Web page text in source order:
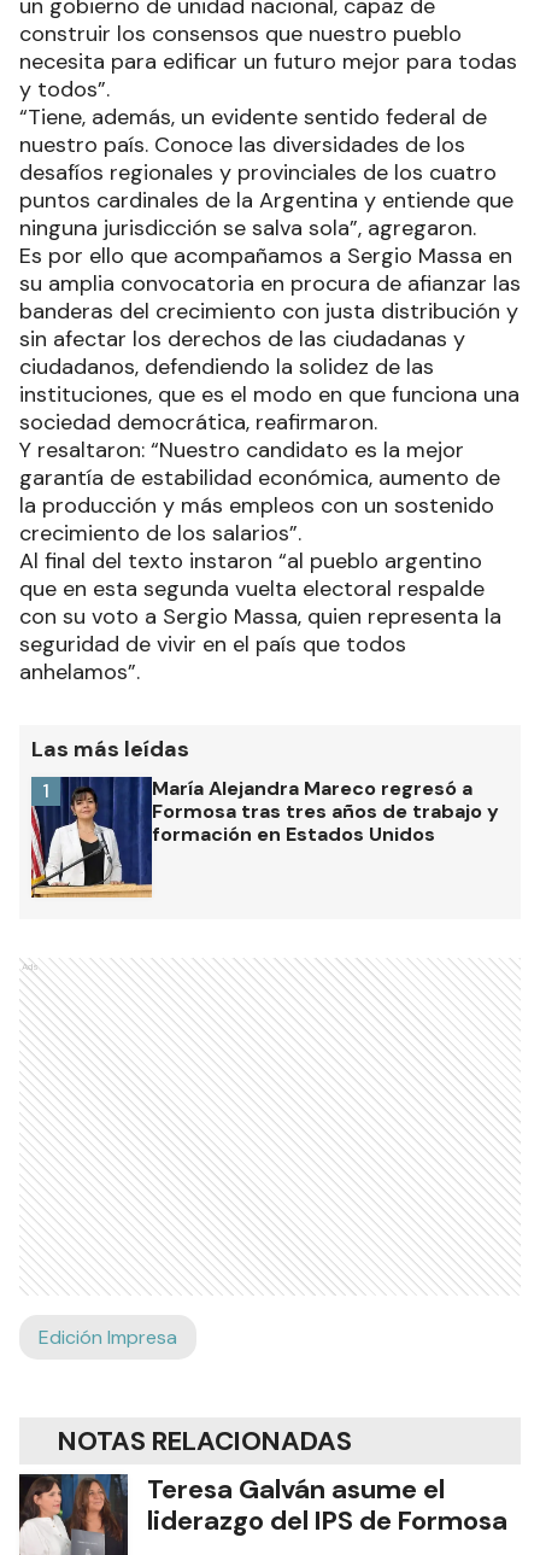
un gobierno de unidad nacional, capaz de
construir los consensos que nuestro pueblo
necesita para edificar un futuro mejor para todas
y todos”.
“Tiene, además, un evidente sentido federal de
nuestro país. Conoce las diversidades de los
desafíos regionales y provinciales de los cuatro
puntos cardinales de la Argentina y entiende que
ninguna jurisdicción se salva sola”, agregaron.
Es por ello que acompañamos a Sergio Massa en
su amplia convocatoria en procura de afianzar las
banderas del crecimiento con justa distribución y
sin afectar los derechos de las ciudadanas y
ciudadanos, defendiendo la solidez de las
instituciones, que es el modo en que funciona una
sociedad democrática, reafirmaron.
Y resaltaron: “Nuestro candidato es la mejor
garantía de estabilidad económica, aumento de
la producción y más empleos con un sostenido
crecimiento de los salarios”.
Al final del texto instaron “al pueblo argentino
que en esta segunda vuelta electoral respalde
con su voto a Sergio Massa, quien representa la
seguridad de vivir en el país que todos
anhelamos”.
Las más leídas
María Alejandra Mareco regresó a
Formosa tras tres años de trabajo y
formación en Estados Unidos
1
Ads
Edición Impresa
NOTAS RELACIONADAS
Teresa Galván asume el
liderazgo del IPS de Formosa